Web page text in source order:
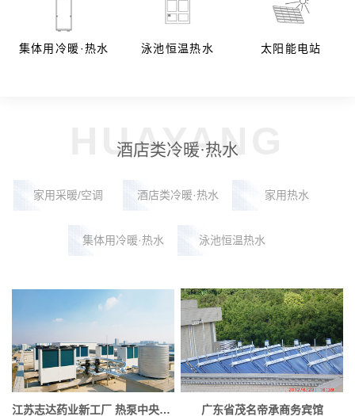
集体用冷暖·热水 泳池恒温热水 太阳能电站
HUAYANG
酒店类冷暖·热水
家用采暖/空调 酒店类冷暖·热水 家用热水
集体用冷暖·热水 泳池恒温热水
江苏志达药业新工厂 热泵中央空调系统 广东省茂名帝承商务宾馆